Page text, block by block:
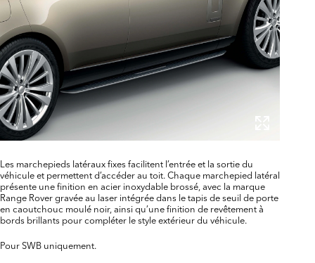
Les marchepieds latéraux fixes facilitent l’entrée et la sortie du
véhicule et permettent d’accéder au toit. Chaque marchepied latéral
présente une finition en acier inoxydable brossé, avec la marque
Range Rover gravée au laser intégrée dans le tapis de seuil de porte
en caoutchouc moulé noir, ainsi qu’une finition de revêtement à
bords brillants pour compléter le style extérieur du véhicule.
Pour SWB uniquement.